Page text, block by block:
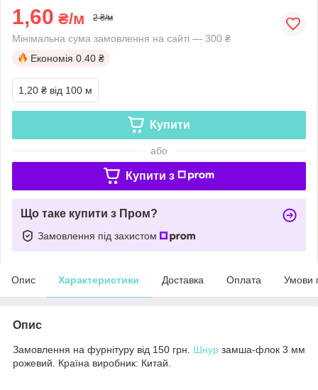
1,60 ₴/м 2 ₴/м
Мінімальна сума замовлення на сайті — 300 ₴
Економія 0.40 ₴
1,20 ₴ від 100 м
Купити
або
Купити з
Що таке купити з Пром?
Замовлення під захистом
Опис Характеристики Доставка Оплата Умови
Опис
Замовлення на фурнітуру від 150 грн. Шнур замша-флок 3 мм
рожевий. Країна виробник: Китай.